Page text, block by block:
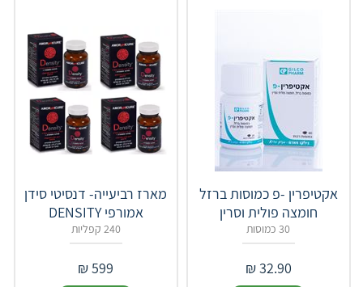
אקטיפרין -פ כמוסות ברזל
חומצה פולית וסרין
30 כמוסות
32.90
₪
מארז רביעייה- דנסיטי סידן
אמורפי DENSITY
240 קפליות
599
₪